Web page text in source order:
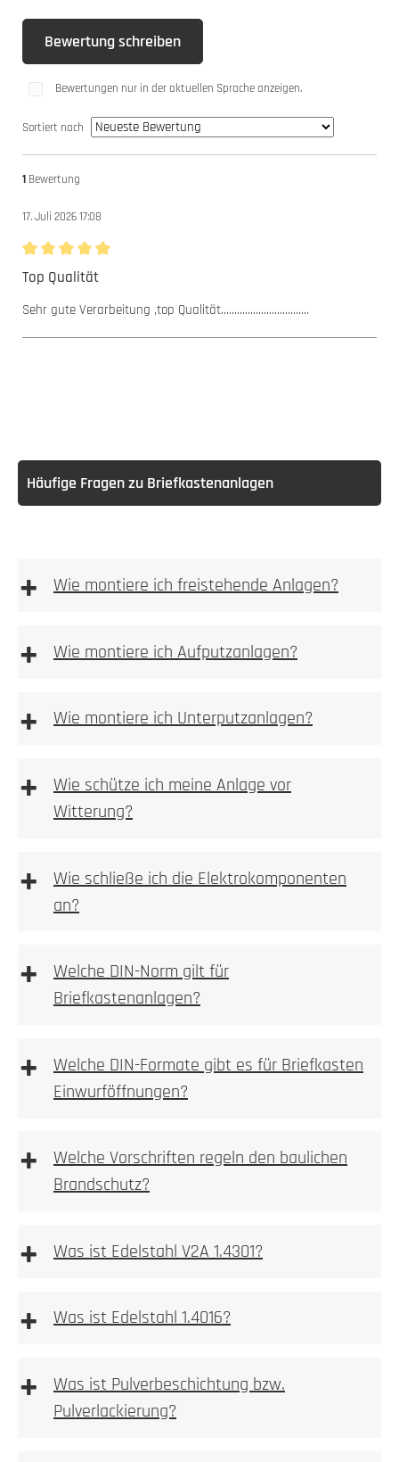
Bewertung schreiben
Bewertungen nur in der aktuellen Sprache anzeigen.
Sortiert nach
1 Bewertung
17. Juli 2026 17:08
Bewertung mit 5 von 5 Sternen
Top Qualität
Sehr gute Verarbeitung ,top Qualität.................................
Häufige Fragen zu Briefkastenanlagen
+ Wie montiere ich freistehende Anlagen?
+ Wie montiere ich Aufputzanlagen?
1. Prüfen
2. Ausmessen
+ Wie montiere ich Unterputzanlagen?
3. Nische ausbrechen
+
Wie schütze ich meine Anlage vor
Witterung?
+
Wie schließe ich die Elektrokomponenten
an?
Wir empfehlen die Elektroinstallation aber immer
bzw. Videoanlagen immer auf die vom Hersteller
beigelegte Betriebsanleitung!
+
Welche DIN-Norm gilt für
Briefkastenanlagen?
+
Welche DIN-Formate gibt es für Briefkasten
Einwurföffnungen?
+
Welche Vorschriften regeln den baulichen
Brandschutz?
+ Was ist Edelstahl V2A 1.4301?
+ Was ist Edelstahl 1.4016?
+
Was ist Pulverbeschichtung bzw.
Pulverlackierung?